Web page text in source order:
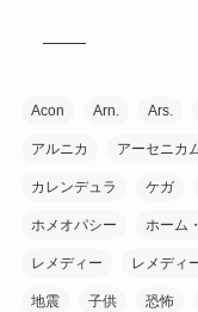
Acon Arn. Ars.
アルニカ アーセニカ
カレンデュラ ケガ
ホメオパシー ホーム
レメディー レメディ
地震 子供 恐怖